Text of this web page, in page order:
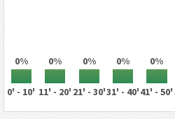
0% 0% 0% 0% 0%
0' - 10' 11' - 20' 21' - 30'31' - 40'41' - 50'